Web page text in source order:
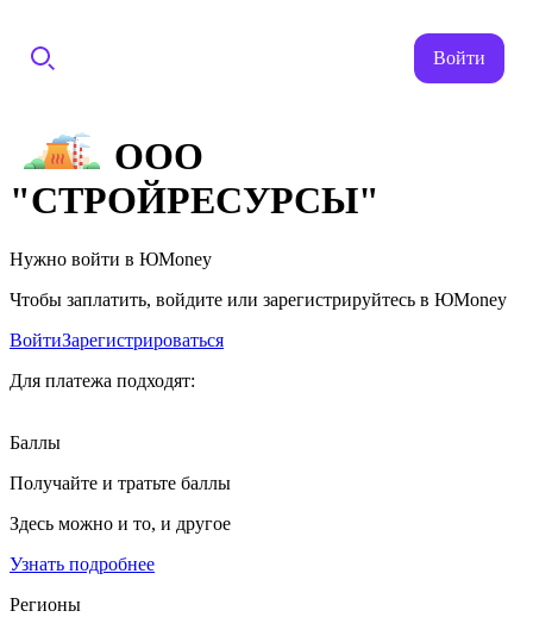
Войти
ООО
"СТРОЙРЕСУРСЫ"
Нужно войти в ЮMoney
Чтобы заплатить, войдите или зарегистрируйтесь в ЮMoney
ВойтиЗарегистрироваться
Для платежа подходят:
Баллы
Получайте и тратьте баллы
Здесь можно и то, и другое
Узнать подробнее
Регионы